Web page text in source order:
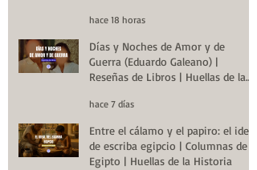
hace 18 horas
Días y Noches de Amor y de
Guerra (Eduardo Galeano) |
Reseñas de Libros | Huellas de la
hace 7 días
Entre el cálamo y el papiro: el ideal
de escriba egipcio | Columnas de
Egipto | Huellas de la Historia